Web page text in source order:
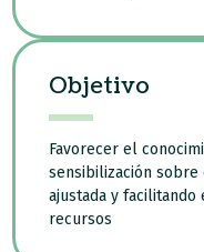
Objetivo
Favorecer el
sensibilización sobre
ajustada y facilitando
recursos